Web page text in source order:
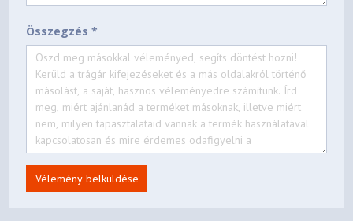
Összegzés *
Vélemény belküldése